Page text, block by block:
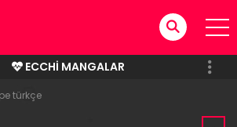
ECCHI MANGALAR
türkçe